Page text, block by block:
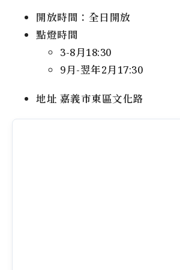
開放時間：全日開放
點燈時間
3-8月18:30
9月-翌年2月17:30
地址 嘉義市東區文化路